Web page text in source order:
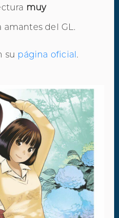
muy
amantes del GL.
su página oficial.